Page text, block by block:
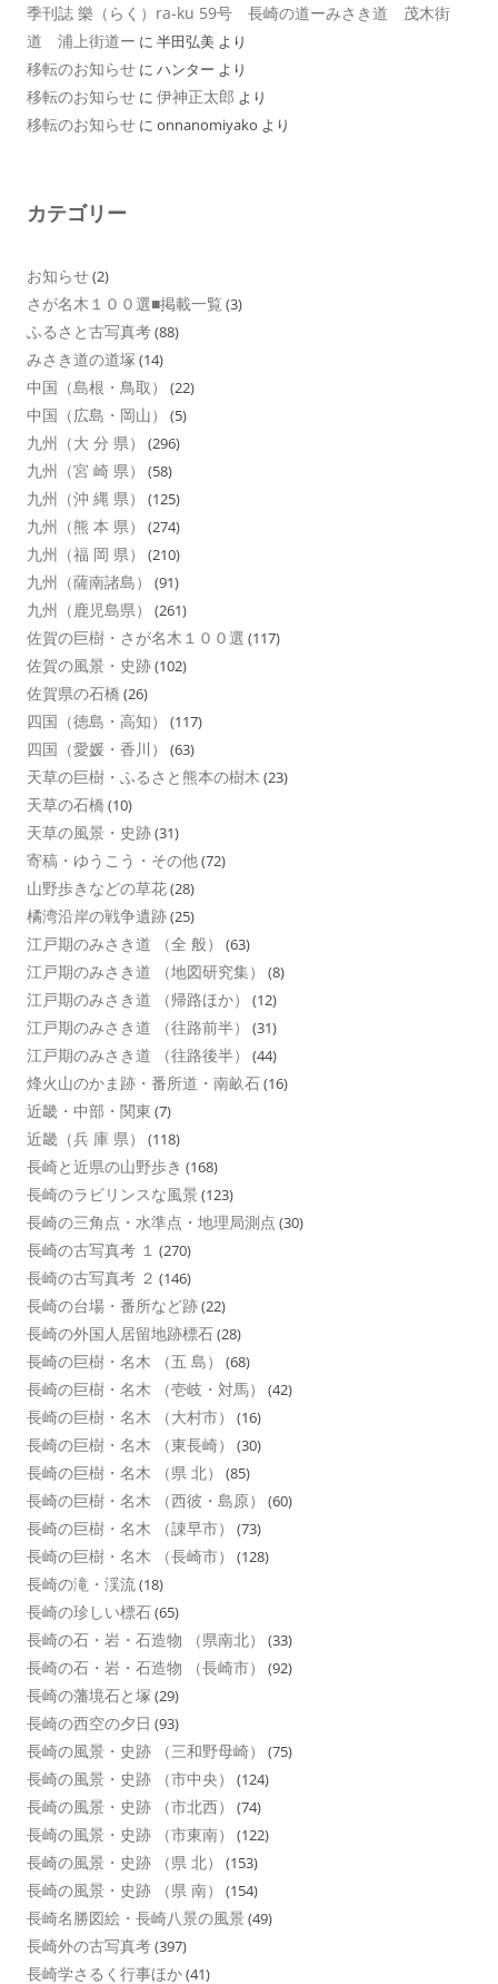
季刊誌 樂（らく）ra-ku 59号 長崎の道ーみさき道 茂木街
道 浦上街道ー に 半田弘美 より
移転のお知らせ に ハンター より
移転のお知らせ に 伊神正太郎 より
移転のお知らせ に onnanomiyako より
カテゴリー
お知らせ(2)
さが名木１００選■掲載一覧 (3)
ふるさと古写真考(88)
みさき道の道塚 (14)
中国（島根・鳥取） (22)
中国（広島・岡山） (5)
九州（大 分 県） (296)
九州（宮 崎 県） (58)
九州（沖 縄 県） (125)
九州（熊 本 県） (274)
九州（福 岡 県） (210)
九州（薩南諸島） (91)
九州（鹿児島県） (261)
佐賀の巨樹・さが名木１００選 (117)
佐賀の風景・史跡(102)
佐賀県の石橋 (26)
四国（徳島・高知） (117)
四国（愛媛・香川） (63)
天草の巨樹・ふるさと熊本の樹木 (23)
天草の石橋 (10)
天草の風景・史跡(31)
寄稿・ゆうこう・その他(72)
山野歩きなどの草花(28)
橘湾沿岸の戦争遺跡(25)
江戸期のみさき道 （全 般） (63)
江戸期のみさき道 （地図研究集） (8)
江戸期のみさき道 （帰路ほか） (12)
江戸期のみさき道 （往路前半） (31)
江戸期のみさき道 （往路後半） (44)
烽火山のかま跡・番所道・南畝石(16)
近畿・中部・関東 (7)
近畿（兵 庫 県） (118)
長崎と近県の山野歩き (168)
長崎のラビリンスな風景 (123)
長崎の三角点・水準点・地理局測点 (30)
長崎の古写真考 １ (270)
長崎の古写真考 ２ (146)
長崎の台場・番所など跡(22)
長崎の外国人居留地跡標石(28)
長崎の巨樹・名木 （五 島） (68)
長崎の巨樹・名木 （壱岐・対馬） (42)
長崎の巨樹・名木 （大村市） (16)
長崎の巨樹・名木 （東長崎） (30)
長崎の巨樹・名木 （県 北） (85)
長崎の巨樹・名木 （西彼・島原） (60)
長崎の巨樹・名木 （諌早市） (73)
長崎の巨樹・名木 （長崎市） (128)
長崎の滝・渓流(18)
長崎の珍しい標石(65)
長崎の石・岩・石造物 （県南北） (33)
長崎の石・岩・石造物 （長崎市） (92)
長崎の藩境石と塚 (29)
長崎の西空の夕日 (93)
長崎の風景・史跡 （三和野母崎） (75)
長崎の風景・史跡 （市中央） (124)
長崎の風景・史跡 （市北西） (74)
長崎の風景・史跡 （市東南） (122)
長崎の風景・史跡 （県 北） (153)
長崎の風景・史跡 （県 南） (154)
長崎名勝図絵・長崎八景の風景 (49)
長崎外の古写真考(397)
長崎学さるく行事ほか(41)